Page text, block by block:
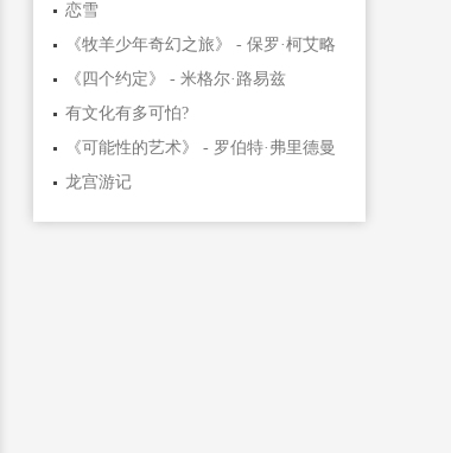
恋雪
《牧羊少年奇幻之旅》 - 保罗·柯艾略
《四个约定》 - 米格尔·路易兹
有文化有多可怕?
《可能性的艺术》 - 罗伯特·弗里德曼
龙宫游记